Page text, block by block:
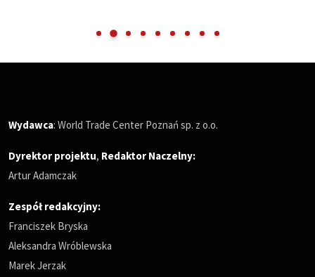
Wydawca: World Trade Center Poznań sp. z o.o.
Dyrektor projektu, Redaktor Naczelny:
Artur Adamczak
Zespół redakcyjny:
Franciszek Bryska
Aleksandra Wróblewska
Marek Jerzak